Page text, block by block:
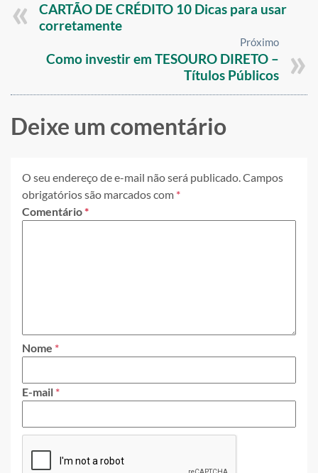
CARTÃO DE CRÉDITO 10 Dicas para usar
corretamente
Próximo
Como investir em TESOURO DIRETO –
Títulos Públicos
Deixe um comentário
O seu endereço de e-mail não será publicado.Campos
obrigatórios são marcados com *
Comentário*
Nome *
E-mail *